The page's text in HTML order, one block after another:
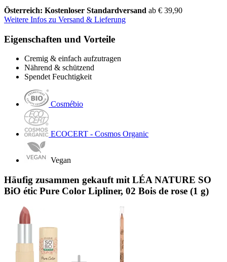
Österreich: Kostenloser Standardversand ab € 39,90
Weitere Infos zu Versand & Lieferung
Eigenschaften und Vorteile
Cremig & einfach aufzutragen
Nährend & schützend
Spendet Feuchtigkeit
Cosmébio
ECOCERT - Cosmos Organic
Vegan
Häufig zusammen gekauft mit LÉA NATURE SO
BiO étic Pure Color Lipliner, 02 Bois de rose (1 g)